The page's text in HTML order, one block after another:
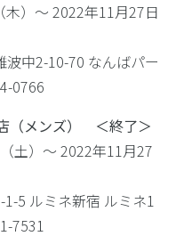
）〜 2022年11月27日
中2-10-70 なんばパー
0766
（メンズ） ＜終了＞
土）〜 2022年11月27
5 ルミネ新宿 ルミネ1
7531